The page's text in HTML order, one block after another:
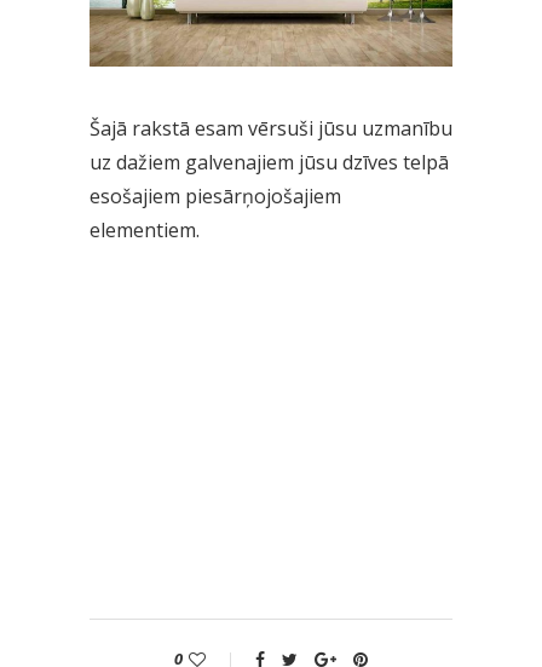
Šajā rakstā esam vērsuši jūsu uzmanību
uz dažiem galvenajiem jūsu dzīves telpā
esošajiem piesārņojošajiem
elementiem.
0